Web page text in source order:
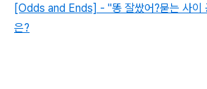
[Odds and Ends] - "똥 잘쌌어?묻는 사이
은?